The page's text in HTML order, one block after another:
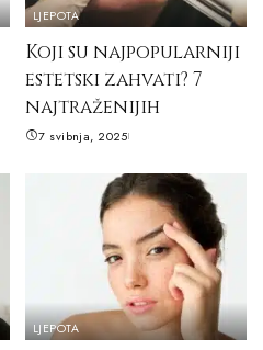
LJEPOTA
Koji su najpopularniji
estetski zahvati? 7
najtraženijih
7 svibnja, 2025
LJEPOTA